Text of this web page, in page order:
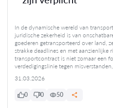
In de dynamische wereld van
juridische zekerheid is van
goederen getransporteerd over land,
strakke deadlines en met aanzienlijke
transportcontract is niet zomaar een
verdedigingslinie tegen
31.03.2026
0 0 50